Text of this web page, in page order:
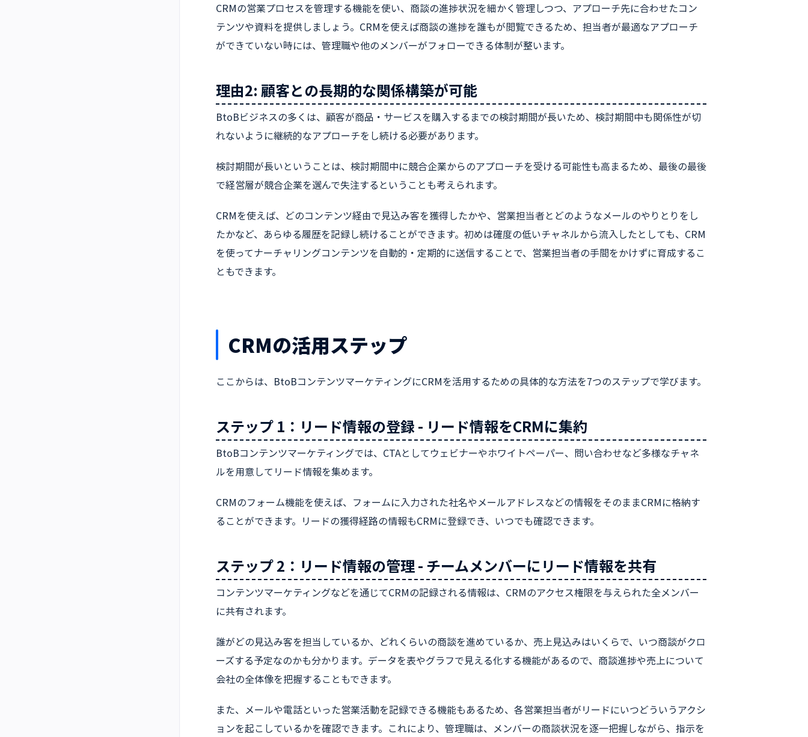
CRMの営業プロセスを管理する機能を使い、商談の進捗状況を細かく管理しつつ、アプローチ先に合わせたコン
テンツや資料を提供しましょう。CRMを使えば商談の進捗を誰もが閲覧できるため、担当者が最適なアプローチ
ができていない時には、管理職や他のメンバーがフォローできる体制が整います。
理由2: 顧客との長期的な関係構築が可能
BtoBビジネスの多くは、顧客が商品・サービスを購入するまでの検討期間が長いため、検討期間中も関係性が切
れないように継続的なアプローチをし続ける必要があります。
検討期間が長いということは、検討期間中に競合企業からのアプローチを受ける可能性も高まるため、最後の最後
で経営層が競合企業を選んで失注するということも考えられます。
CRMを使えば、どのコンテンツ経由で見込み客を獲得したかや、営業担当者とどのようなメールのやりとりをし
たかなど、あらゆる履歴を記録し続けることができます。初めは確度の低いチャネルから流入したとしても、CRM
を使ってナーチャリングコンテンツを自動的・定期的に送信することで、営業担当者の手間をかけずに育成するこ
ともできます。
CRMの活用ステップ
ここからは、BtoBコンテンツマーケティングにCRMを活用するための具体的な方法を7つのステップで学びます。
ステップ 1：リード情報の登録 - リード情報をCRMに集約
BtoBコンテンツマーケティングでは、CTAとしてウェビナーやホワイトペーパー、問い合わせなど多様なチャネ
ルを用意してリード情報を集めます。
CRMのフォーム機能を使えば、フォームに入力された社名やメールアドレスなどの情報をそのままCRMに格納す
ることができます。リードの獲得経路の情報もCRMに登録でき、いつでも確認できます。
ステップ 2：リード情報の管理 - チームメンバーにリード情報を共有
コンテンツマーケティングなどを通じてCRMの記録される情報は、CRMのアクセス権限を与えられた全メンバー
に共有されます。
誰がどの見込み客を担当しているか、どれくらいの商談を進めているか、売上見込みはいくらで、いつ商談がクロ
ーズする予定なのかも分かります。データを表やグラフで見える化する機能があるので、商談進捗や売上について
会社の全体像を把握することもできます。
また、メールや電話といった営業活動を記録できる機能もあるため、各営業担当者がリードにいつどういうアクシ
ョンを起こしているかを確認できます。これにより、管理職は、メンバーの商談状況を逐一把握しながら、指示を